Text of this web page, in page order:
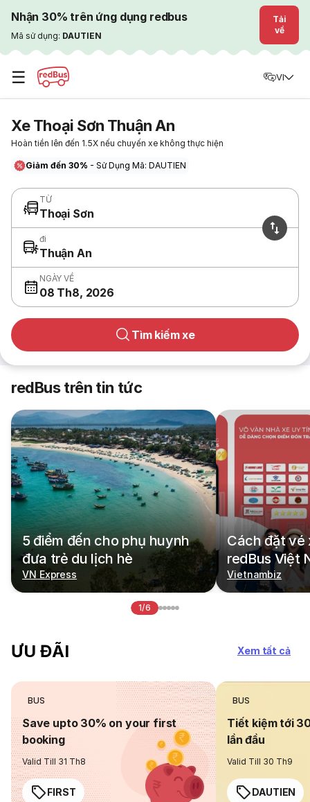
Nhận 30% trên ứng dụng redbus
Mã sử dụng: DAUTIEN
Tải
về
☰ VI
Xe Thoại Sơn Thuận An
Hoàn tiền lên đến 1.5X nếu chuyến xe không thực hiện
Giảm đến 30% - Sử Dụng Mã: DAUTIEN
TỪ
Thoại Sơn
đi
Thuận An
NGÀY VỀ
08 Th8, 2026
Tìm kiếm xe
redBus trên tin tức
5 điểm đến cho phụ huynh
đưa trẻ du lịch hè
VN Express
Cách đặt vé
redBus Việt
Vietnambiz
1/6
ƯU ĐÃI Xem tất cả
BUS
Save upto 30% on your first
booking
Valid Till 31 Th8
FIRST
BUS
Tiết kiệm tới
lần đầu
Valid Till 30 Th9
DAUTIEN